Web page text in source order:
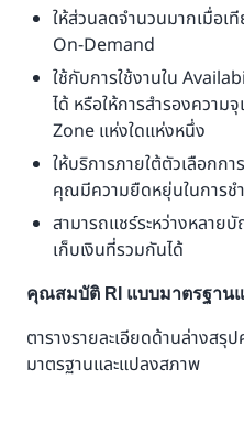
ให้ส่วนลดจำนวนมากเมื่อเ
On-Demand
ใช้กับการใช้งานใน
ได้ หรือให้การสำรองควา
Zone แห่งใดแห่งหนึ่ง
ให้บริการภายใต้ตัวเลือกกา
คุณมีความยืดหยุ่นในการชำ
สามารถแชร์ระหว่างหลาย
เก็บเงินที่รวมกันได้
คุณสมบัติ RI แบบมาตรฐาน
ตารางรายละเอียดด้านล่างสรุ
มาตรฐานและแปลงสภาพ